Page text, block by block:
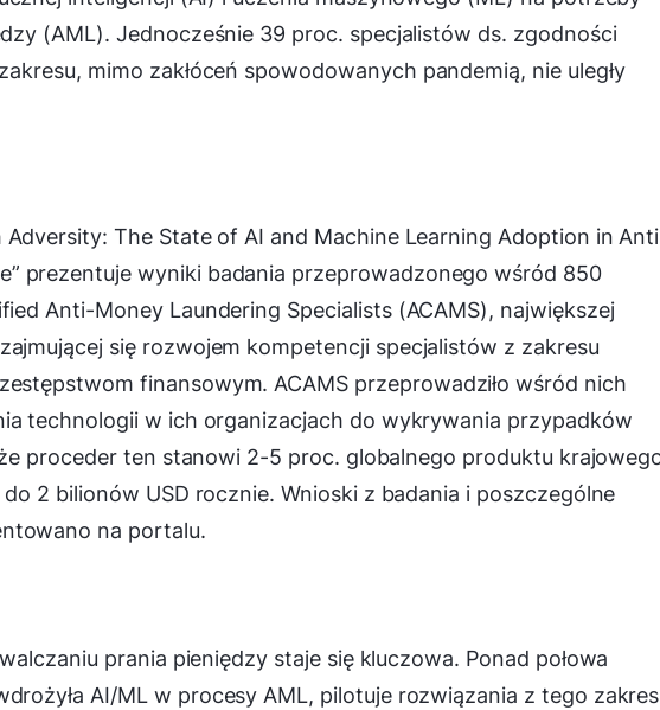
(AML). Jednocześnie 39 proc. specjalistów ds. zgodności
mimo zakłóceń spowodowanych pandemią, nie uległy
The State of AI and Machine Learning Adoption in
” prezentuje wyniki badania przeprowadzonego wśród 850
Anti-Money Laundering Specialists (ACAMS), największej
się rozwojem kompetencji specjalistów z zakresu
finansowym. ACAMS przeprowadziło wśród nich
technologii w ich organizacjach do wykrywania przypadków
proceder ten stanowi 2-5 proc. globalnego produktu
2 bilionów USD rocznie. Wnioski z badania i poszczególne
na portalu.
prania pieniędzy staje się kluczowa. Ponad połowa
AI/ML w procesy AML, pilotuje rozwiązania z tego